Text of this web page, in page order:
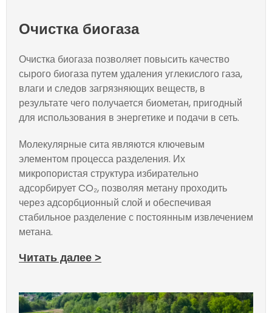
Очистка биогаза
Очистка биогаза позволяет повысить качество
сырого биогаза путем удаления углекислого газа,
влаги и следов загрязняющих веществ, в
результате чего получается биометан, пригодный
для использования в энергетике и подачи в сеть.
Молекулярные сита являются ключевым
элементом процесса разделения. Их
микропористая структура избирательно
адсорбирует CO₂, позволяя метану проходить
через адсорбционный слой и обеспечивая
стабильное разделение с постоянным извлечением
метана.
Читать далее >